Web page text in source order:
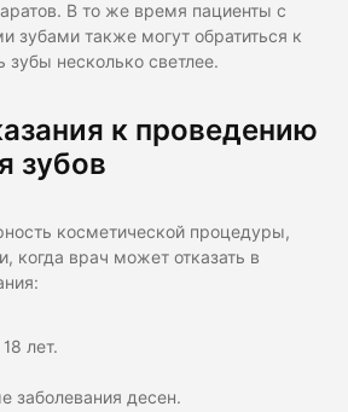
В то же время пациенты с
зубами также могут обратиться к
зубы несколько светлее.
к проведению
зубов
косметической процедуры,
когда врач может отказать в
лет.
заболевания десен.